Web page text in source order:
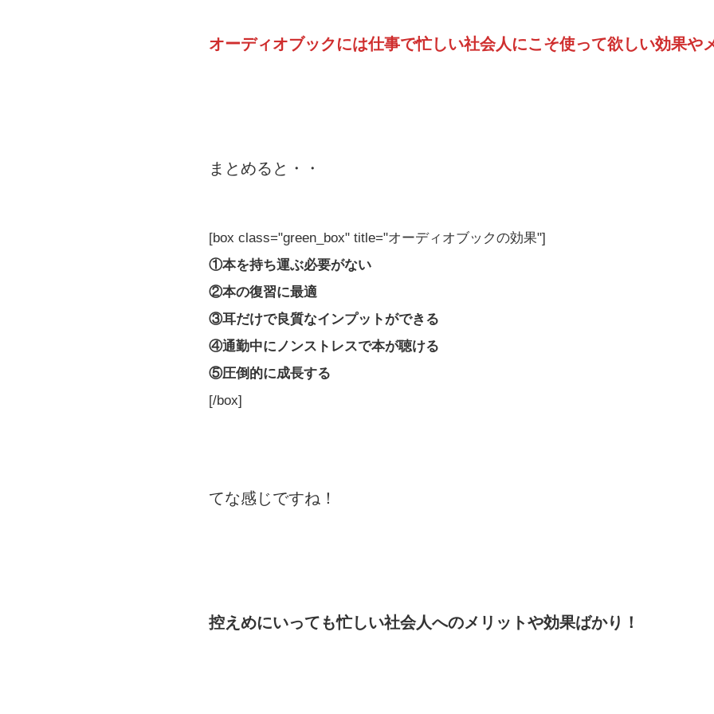
オーディオブックには仕事で忙しい社会人にこそ使って欲しい効果や
まとめると・・
[box class="green_box" title="オーディオブックの効果"]
①本を持ち運ぶ必要がない
②本の復習に最適
③耳だけで良質なインプットができる
④通勤中にノンストレスで本が聴ける
⑤圧倒的に成長する
[/box]
てな感じですね！
控えめにいっても忙しい社会人へのメリットや効果ばかり！